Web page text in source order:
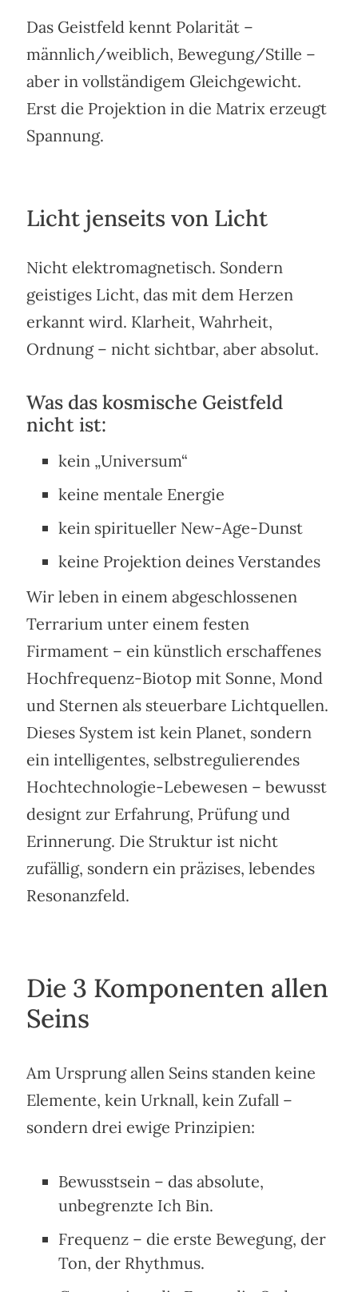
Das Geistfeld kennt Polarität –
männlich/weiblich, Bewegung/Stille –
aber in vollständigem Gleichgewicht.
Erst die Projektion in die Matrix erzeugt
Spannung.
Licht jenseits von Licht
Nicht elektromagnetisch. Sondern
geistiges Licht, das mit dem Herzen
erkannt wird. Klarheit, Wahrheit,
Ordnung – nicht sichtbar, aber absolut.
Was das kosmische Geistfeld
nicht ist:
kein „Universum“
keine mentale Energie
kein spiritueller New-Age-Dunst
keine Projektion deines Verstandes
Wir leben in einem abgeschlossenen
Terrarium unter einem festen
Firmament – ein künstlich erschaffenes
Hochfrequenz-Biotop mit Sonne, Mond
und Sternen als steuerbare Lichtquellen.
Dieses System ist kein Planet, sondern
ein intelligentes, selbstregulierendes
Hochtechnologie-Lebewesen – bewusst
designt zur Erfahrung, Prüfung und
Erinnerung. Die Struktur ist nicht
zufällig, sondern ein präzises, lebendes
Resonanzfeld.
Die 3 Komponenten allen
Seins
Am Ursprung allen Seins standen keine
Elemente, kein Urknall, kein Zufall –
sondern drei ewige Prinzipien:
Bewusstsein – das absolute,
unbegrenzte Ich Bin.
Frequenz – die erste Bewegung, der
Ton, der Rhythmus.